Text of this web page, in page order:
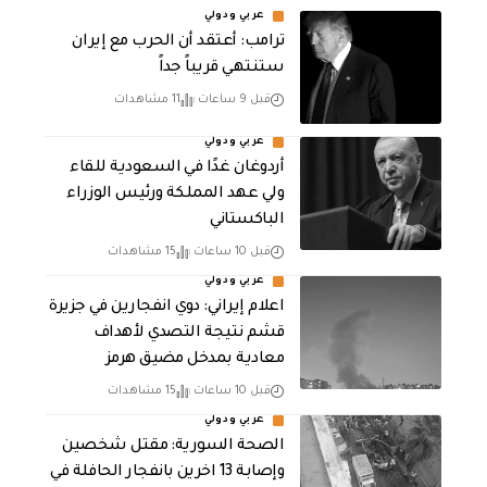
عربي ودولي
‏ترامب: أعتقد أن الحرب مع إيران
ستنتهي قريباً جداً
قبل 9 ساعات 11 مشاهدات
عربي ودولي
أردوغان غدًا في السعودية للقاء
ولي عهد المملكة ورئيس الوزراء
الباكستاني
قبل 10 ساعات 15 مشاهدات
عربي ودولي
اعلام إيراني: دوي انفجارين في جزيرة
قشم نتيجة التصدي لأهداف
معادية بمدخل مضيق هرمز
قبل 10 ساعات 15 مشاهدات
عربي ودولي
الصحة السورية: مقتل شخصين
وإصابة 13 اخرين بانفجار الحافلة في